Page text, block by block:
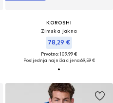
KOROSHI
Zimska jakna
78,29 €
Prvotno: 109,99 €
Posljednja najniža cijena:69,59 €